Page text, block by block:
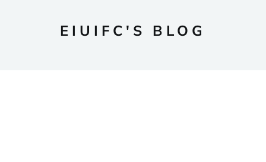
EIUIFC'S BLOG